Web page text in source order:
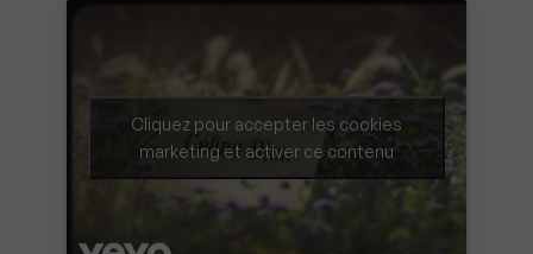
Cliquez pour accepter les cookies
marketing et activer ce contenu